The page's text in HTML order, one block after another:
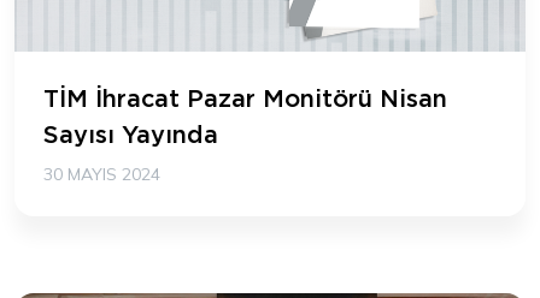
TİM İhracat Pazar Monitörü Nisan
Sayısı Yayında
30 MAYIS 2024